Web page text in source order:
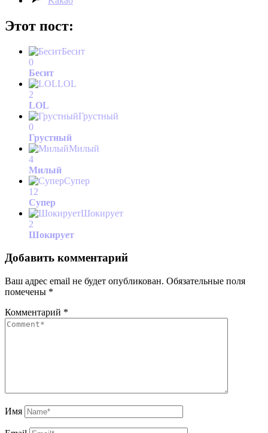
Этот пост:
Бесит
0
Бесит
LOL
2
LOL
Грустный
0
Грустный
Милый
4
Милый
Супер
12
Супер
Шокирует
2
Шокирует
Добавить комментарий
Ваш адрес email не будет опубликован. Обязательные поля
помечены *
Комментарий *
Имя